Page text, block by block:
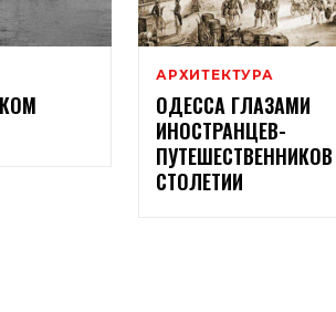
АРХИТЕКТУРА
ОДЕССА ГЛАЗАМИ
ИНОСТРАНЦЕВ-
СТОЛЕТИИ